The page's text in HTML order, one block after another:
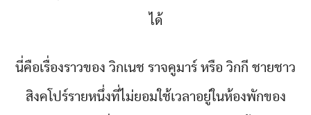
ได้
นี่คือเรื่องราวของ วิกเนช ราจคูมาร์ หรือ วิกกี ชายชาว
สิงคโปร์รายหนึ่งที่ไม่ยอมใช้เวลาอยู่ในห้องพักของ